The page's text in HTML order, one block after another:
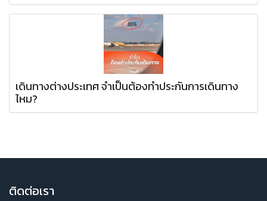
เดินทางต่างประเทศ จำเป็นต้องทำประกันการเดินทาง
ไหม?
ติดต่อเรา